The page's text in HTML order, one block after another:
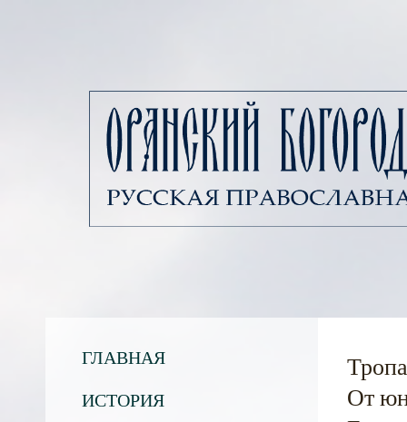
ГЛАВНАЯ
ИСТОРИЯ
От